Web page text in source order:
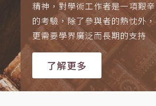
精神，對學術工作者是一項艱辛
的考驗，除了參與者的熱忱外，
更需要學界廣泛而長期的支持
了解更多